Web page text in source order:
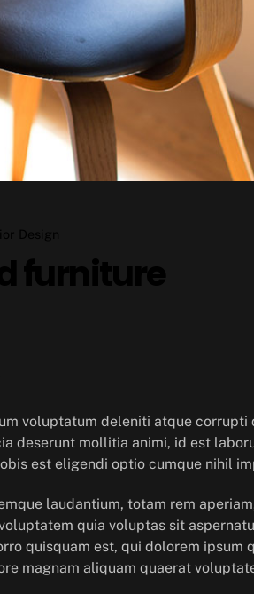
voluptatum deleniti atque corrupti
deserunt mollitia animi, id est
est eligendi optio cumque nihil
laudantium, totam rem
quia voluptas sit
quisquam est, qui dolorem ipsum
magnam aliquam quaerat